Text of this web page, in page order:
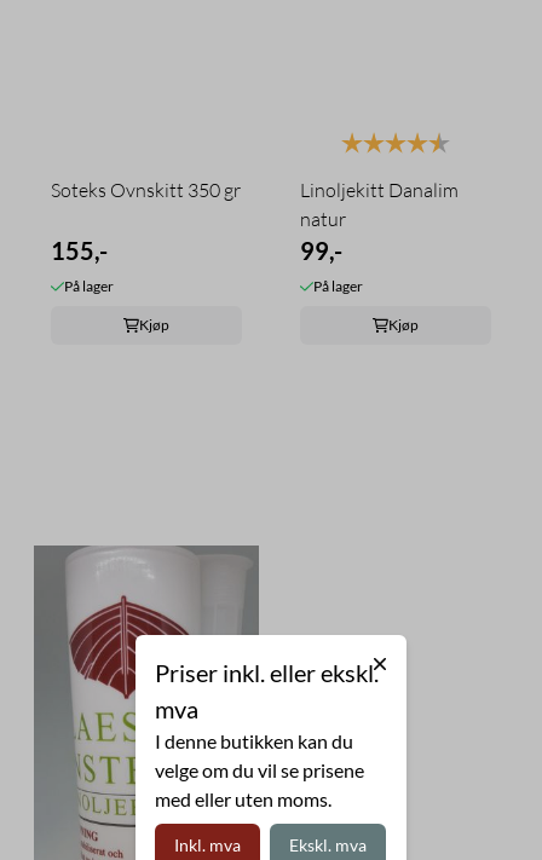
Soteks Ovnskitt 350 gr
155,-
På lager
Kjøp
Karakter:
Linoljekitt Danalim
natur
99,-
På lager
Kjøp
Priser inkl. eller ekskl.
mva
I denne butikken kan du
velge om du vil se prisene
med eller uten moms.
Inkl. mva Ekskl. mva